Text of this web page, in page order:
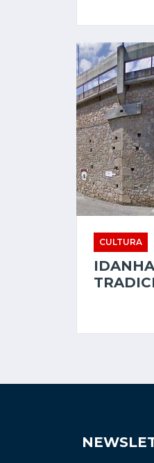
CULTURA